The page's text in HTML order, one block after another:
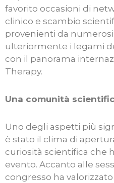
favorito occasioni di
clinico e scambio
provenienti da
ulteriormente i legami
con il panorama
Therapy.
Una comunità
Uno degli aspetti più
è stato il clima di
curiosità scientifica che
evento. Accanto alle
congresso ha